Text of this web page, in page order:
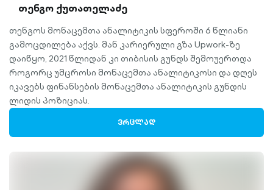
თენგო ქუთათელაძე
თენგოს მონაცემთა ანალიტიკის სფეროში 6 წლიანი
გამოცდილება აქვს. მან კარიერული გზა Upwork-ზე
დაიწყო, 2021 წლიდან კი თიბისის გუნდს შემოუერთდა
როგორც უმცროსი მონაცემთა ანალიტიკოსი და დღეს
იკავებს ფინანსების მონაცემთა ანალიტიკის გუნდის
ლიდის პოზიციას.
ᲕᲠᲪᲚᲐᲓ